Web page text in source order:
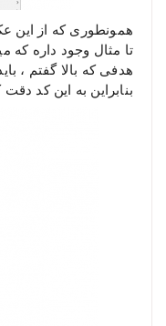
همونطوری که از این
تا مثال وجود داره که
هدفی که بالا گفتم ،
بنابراین به این کد دقت